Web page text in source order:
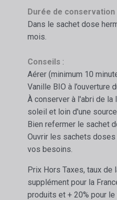
Durée de conservation
Dans le sachet dose
mois.
Conseils :
Aérer (minimum 10
Vanille BIO à l’ouverture
À conserver à l'abri de la
soleil et loin d'une
Bien refermer le sachet
Ouvrir les sachets
vos besoins.
Prix Hors Taxes, taux de
supplément pour la
produits et + 20% pour le